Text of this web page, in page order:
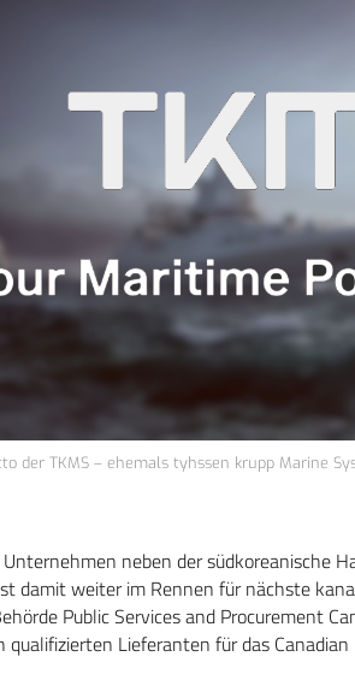
der TKMS – ehemals tyhssen krupp Marine
neben der südkoreanische
damit weiter im Rennen für nächste
Public Services and Procurement
qualifizierten Lieferanten für das